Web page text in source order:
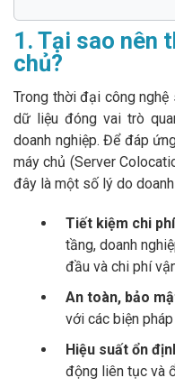
1. Tại sao nên
chủ?
Trong thời đại công
dữ liệu đóng vai trò
doanh nghiệp. Để đáp
máy chủ (Server
đây là một số lý do
Tiết kiệm chi
tầng, doanh
đầu và chi phí
An toàn, bảo
với các biện
Hiệu suất ổn
động liên tục và